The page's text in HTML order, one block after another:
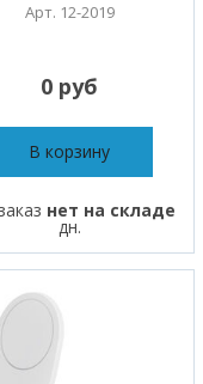
Арт. 12-2019
0 руб
В корзину
нет на складе
дн.